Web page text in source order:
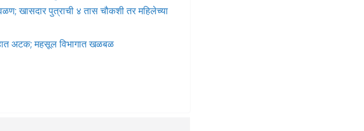
खासदार पुत्राची ४ तास चौकशी तर महिलेच्या
अटक; महसूल विभागात खळबळ